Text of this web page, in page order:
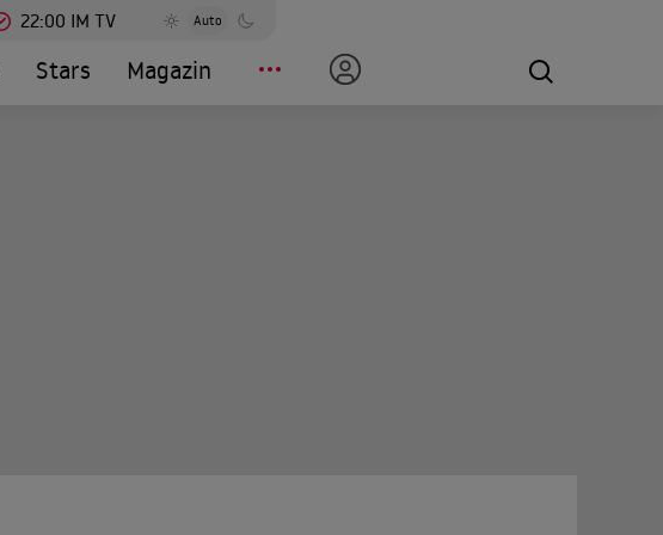
22:00 IM TV Auto
Stars Magazin